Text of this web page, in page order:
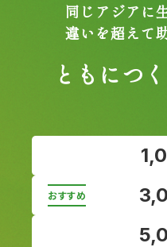
同じアジアに
違いを超えて
ともにつ